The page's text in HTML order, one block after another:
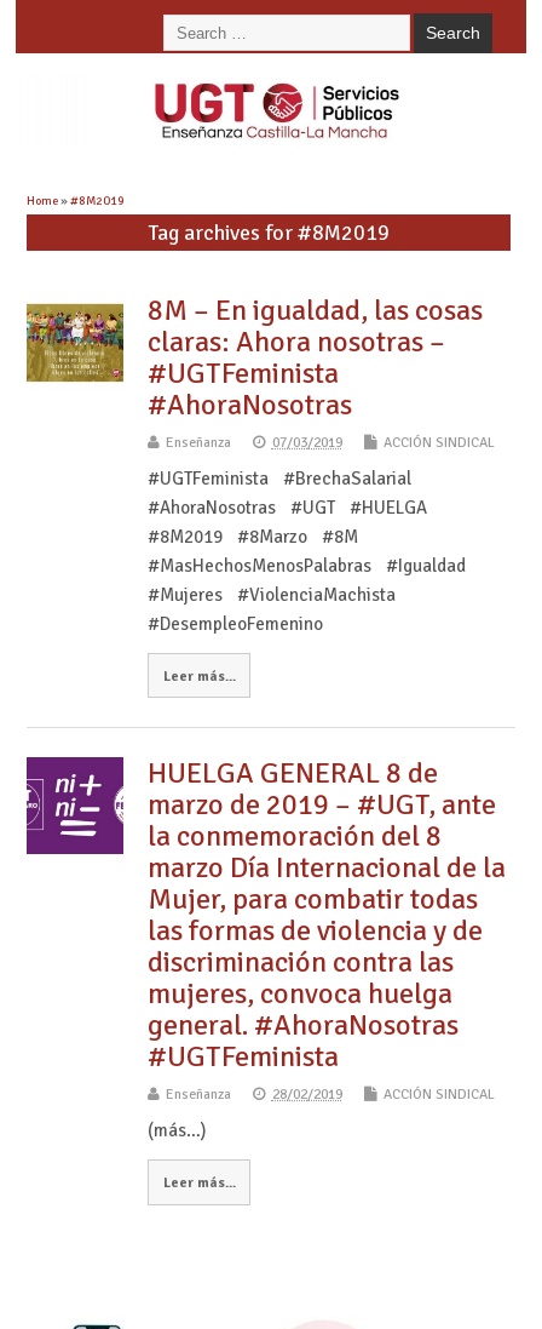
Home»#8M2019
Tag archives for #8M2019
8M – En igualdad, las cosas
claras: Ahora nosotras –
#UGTFeminista
#AhoraNosotras
Enseñanza 07/03/2019 ACCIÓN SINDICAL
#UGTFeminista #BrechaSalarial
#AhoraNosotras #UGT #HUELGA
#8M2019 #8Marzo #8M
#MasHechosMenosPalabras #Igualdad
#Mujeres #ViolenciaMachista
#DesempleoFemenino
Leer más...
HUELGA GENERAL 8 de
marzo de 2019 – #UGT, ante
la conmemoración del 8
marzo Día Internacional de la
Mujer, para combatir todas
las formas de violencia y de
discriminación contra las
mujeres, convoca huelga
general. #AhoraNosotras
#UGTFeminista
Enseñanza 28/02/2019 ACCIÓN SINDICAL
(más…)
Leer más...